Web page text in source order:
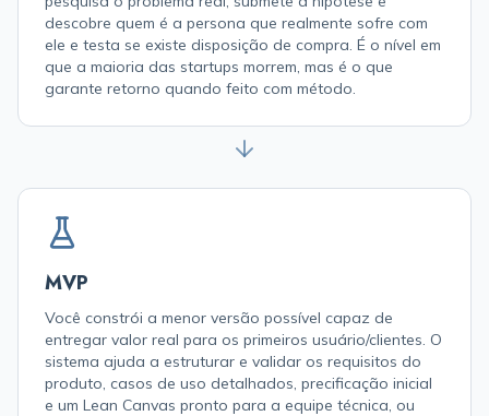
descobre quem é a persona que realmente sofre com
ele e testa se existe disposição de compra. É o nível em
que a maioria das startups morrem, mas é o que
garante retorno quando feito com método.
MVP
Você constrói a menor versão possível capaz de
entregar valor real para os primeiros usuário/clientes. O
sistema ajuda a estruturar e validar os requisitos do
produto, casos de uso detalhados, precificação inicial
e um Lean Canvas pronto para a equipe técnica, ou